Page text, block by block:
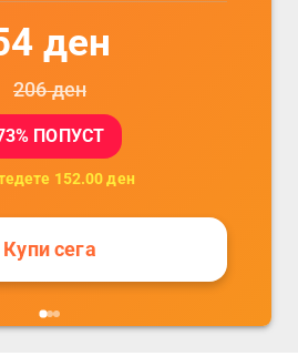
ден
206ден
% ПОПУСТ
152.00 ден
Купи сега